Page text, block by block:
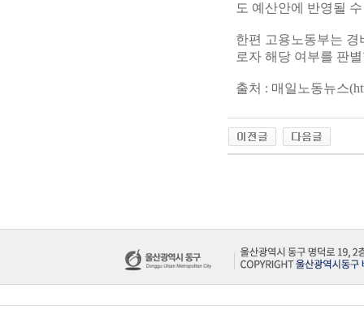
도 예산안에 반영될
한편 고용노동부는 경
로자 해당 여부를 판
출처 : 매일노동뉴스(